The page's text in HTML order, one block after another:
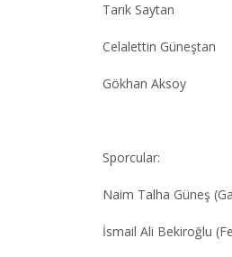
Tarık Saytan
Celalettin Güneştan
Gökhan Aksoy
Sporcular:
Naim Talha Güneş
İsmail Ali Bekiroğlu